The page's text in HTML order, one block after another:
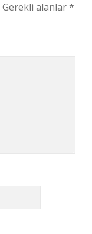
Gerekli alanlar*